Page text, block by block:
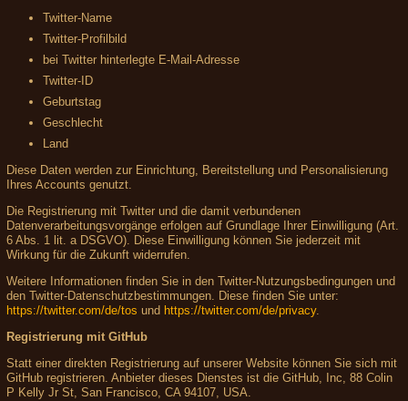
Twitter-Name
Twitter-Profilbild
bei Twitter hinterlegte E-Mail-Adresse
Twitter-ID
Geburtstag
Geschlecht
Land
Diese Daten werden zur Einrichtung, Bereitstellung und Personalisierung
Ihres Accounts genutzt.
Die Registrierung mit Twitter und die damit verbundenen
Datenverarbeitungsvorgänge erfolgen auf Grundlage Ihrer Einwilligung (Art.
6 Abs. 1 lit. a DSGVO). Diese Einwilligung können Sie jederzeit mit
Wirkung für die Zukunft widerrufen.
Weitere Informationen finden Sie in den Twitter-Nutzungsbedingungen und
den Twitter-Datenschutzbestimmungen. Diese finden Sie unter:
https://twitter.com/de/tos und https://twitter.com/de/privacy.
Registrierung mit GitHub
Statt einer direkten Registrierung auf unserer Website können Sie sich mit
GitHub registrieren. Anbieter dieses Dienstes ist die GitHub, Inc, 88 Colin
P Kelly Jr St, San Francisco, CA 94107, USA.